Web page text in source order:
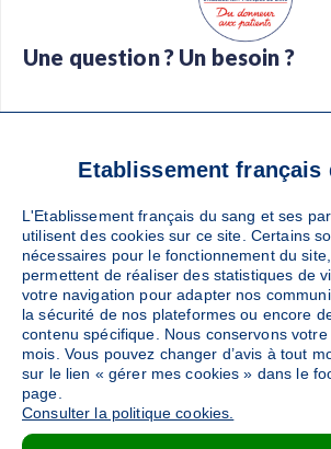
Une question ? Un besoin ?
Téléchargez l’app Don de sang
Suivez-nous :
Etablissement français
L'Etablissement français du sang et ses
utilisent des cookies sur ce site. Certains
nécessaires pour le fonctionnement du
permettent de réaliser des statistiques de
votre navigation pour adapter nos
la sécurité de nos plateformes ou encore
contenu spécifique. Nous conservons
mois. Vous pouvez changer d’avis à tout
sur le lien « gérer mes cookies » dans le
page.
Consulter la politique cookies.